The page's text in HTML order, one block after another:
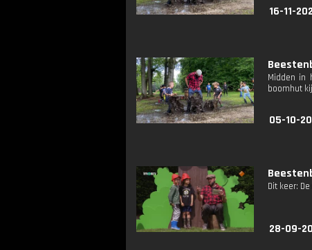
16-11-
Midden in
boomhut
05-10-
Dit keer:
28-09-